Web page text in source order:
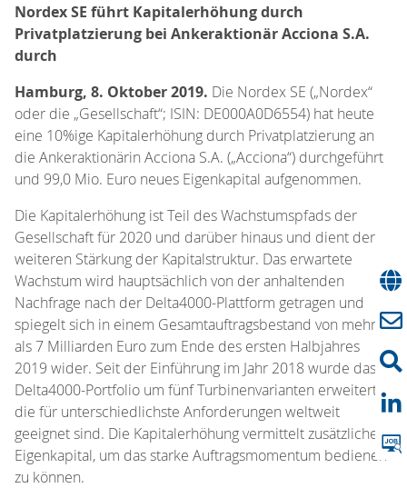
Nordex SE führt Kapitalerhöhung durch
Privatplatzierung bei Ankeraktionär Acciona S.A.
durch
Hamburg, 8. Oktober 2019. Die Nordex SE („Nordex“
oder die „Gesellschaft“; ISIN: DE000A0D6554) hat heute
eine 10%ige Kapitalerhöhung durch Privatplatzierung an
die Ankeraktionärin Acciona S.A. („Acciona“) durchgeführt
und 99,0 Mio. Euro neues Eigenkapital aufgenommen.
Die Kapitalerhöhung ist Teil des Wachstumspfads der
Gesellschaft für 2020 und darüber hinaus und dient der
weiteren Stärkung der Kapitalstruktur. Das erwartete
Wachstum wird hauptsächlich von der anhaltenden
Nachfrage nach der Delta4000-Plattform getragen und
spiegelt sich in einem Gesamtauftragsbestand von mehr
als 7 Milliarden Euro zum Ende des ersten Halbjahres
2019 wider. Seit der Einführung im Jahr 2018 wurde das
Delta4000-Portfolio um fünf Turbinenvarianten erweitert,
die für unterschiedlichste Anforderungen weltweit
geeignet sind. Die Kapitalerhöhung vermittelt zusätzliches
Eigenkapital, um das starke Auftragsmomentum bedienen
zu können.